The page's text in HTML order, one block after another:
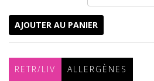
AJOUTER AU PANIER
RETR/LIV ALLERGÈNES